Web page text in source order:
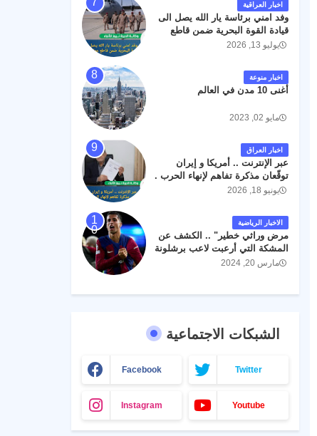
اخبار العراقية
وفد امني برئاسة يار الله يصل الى
قيادة القوة البحرية ضمن قاطع
عمليات البصرة .
يوليو 13, 2026
اخبار منوعة
أغنى 10 مدن في العالم
مايو 02, 2023
اخبار العراق
عبر الإنترنت .. أمريكا و إيران
توقّعان مذكرة تفاهم لإنهاء الحرب .
يونيو 18, 2026
الاخبار الرياضية
مرض وراثي خطير" .. الكشف عن
المشكة التي أرعبت لاعب برشلونة
جواو كانسيلو
مارس 20, 2024
الشبكات الاجتماعية
Facebook Twitter
Instagram Youtube